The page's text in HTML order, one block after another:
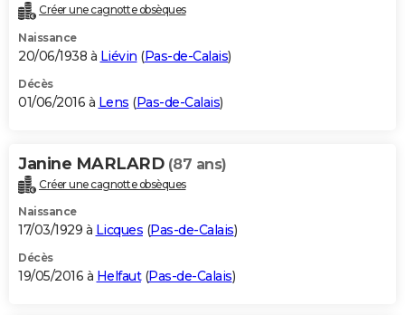
Créer une cagnotte obsèques
Naissance
20/06/1938 à Liévin (Pas-de-Calais)
Décès
01/06/2016 à Lens (Pas-de-Calais)
Janine MARLARD (87 ans)
Créer une cagnotte obsèques
Naissance
17/03/1929 à Licques (Pas-de-Calais)
Décès
19/05/2016 à Helfaut(Pas-de-Calais)